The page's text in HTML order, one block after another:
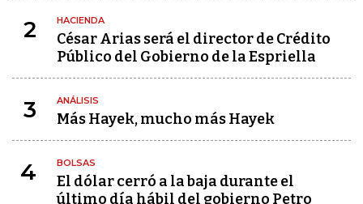
2 HACIENDA
César Arias será el director de Crédito
Público del Gobierno de la Espriella
3 ANÁLISIS
Más Hayek, mucho más Hayek
4 BOLSAS
El dólar cerró a la baja durante el
último día hábil del gobierno Petro